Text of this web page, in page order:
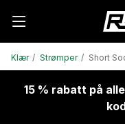
Klær Strømper Short
15 % rabatt på